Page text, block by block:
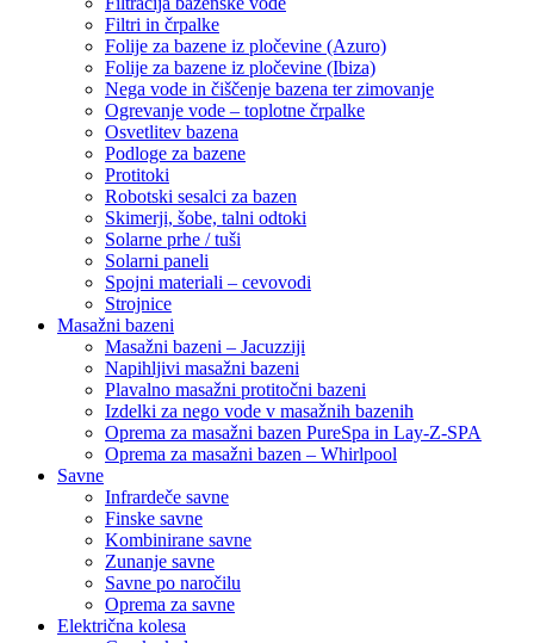
Filtri in črpalke
Folije za bazene iz pločevine (Azuro)
Folije za bazene iz pločevine (Ibiza)
Nega vode in čiščenje bazena ter zimovanje
Ogrevanje vode – toplotne črpalke
Osvetlitev bazena
Podloge za bazene
Protitoki
Robotski sesalci za bazen
Skimerji, šobe, talni odtoki
Solarne prhe / tuši
Solarni paneli
Spojni materiali – cevovodi
Strojnice
Masažni bazeni
Masažni bazeni – Jacuzziji
Napihljivi masažni bazeni
Plavalno masažni protitočni bazeni
Izdelki za nego vode v masažnih bazenih
Oprema za masažni bazen PureSpa in Lay-Z-SPA
Oprema za masažni bazen – Whirlpool
Savne
Infrardeče savne
Finske savne
Kombinirane savne
Zunanje savne
Savne po naročilu
Oprema za savne
Električna kolesa